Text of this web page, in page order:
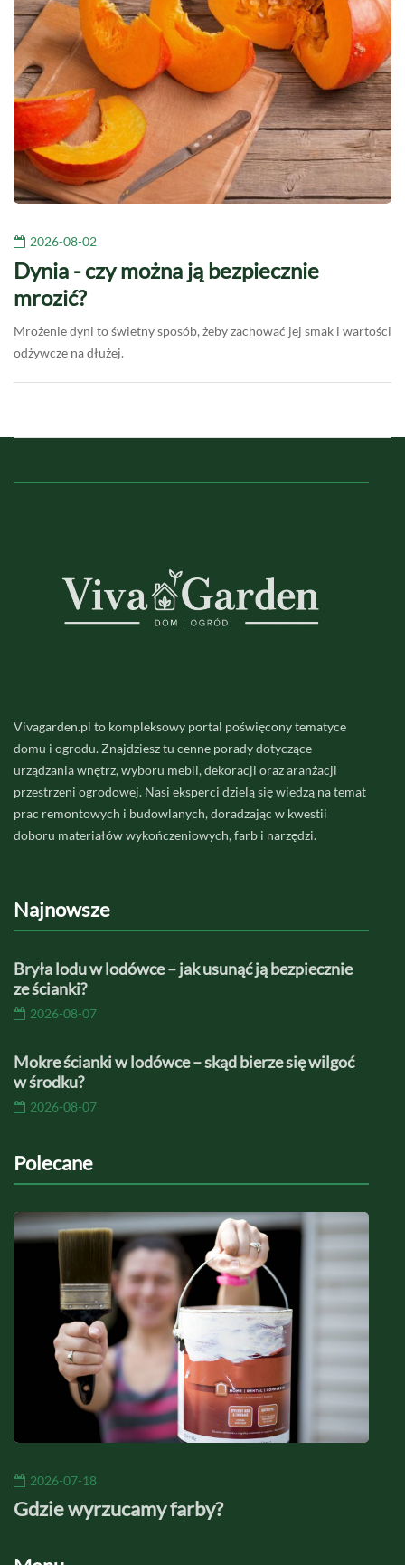
2026-08-02
Dynia - czy można ją bezpiecznie
mrozić?
Mrożenie dyni to świetny sposób, żeby zachować jej smak i wartości
odżywcze na dłużej.
Vivagarden.pl to kompleksowy portal poświęcony tematyce
domu i ogrodu. Znajdziesz tu cenne porady dotyczące
urządzania wnętrz, wyboru mebli, dekoracji oraz aranżacji
przestrzeni ogrodowej. Nasi eksperci dzielą się wiedzą na temat
prac remontowych i budowlanych, doradzając w kwestii
doboru materiałów wykończeniowych, farb i narzędzi.
Najnowsze
Bryła lodu w lodówce – jak usunąć ją bezpiecznie
ze ścianki?
2026-08-07
Mokre ścianki w lodówce – skąd bierze się wilgoć
w środku?
2026-08-07
Polecane
2026-07-18
Gdzie wyrzucamy farby?